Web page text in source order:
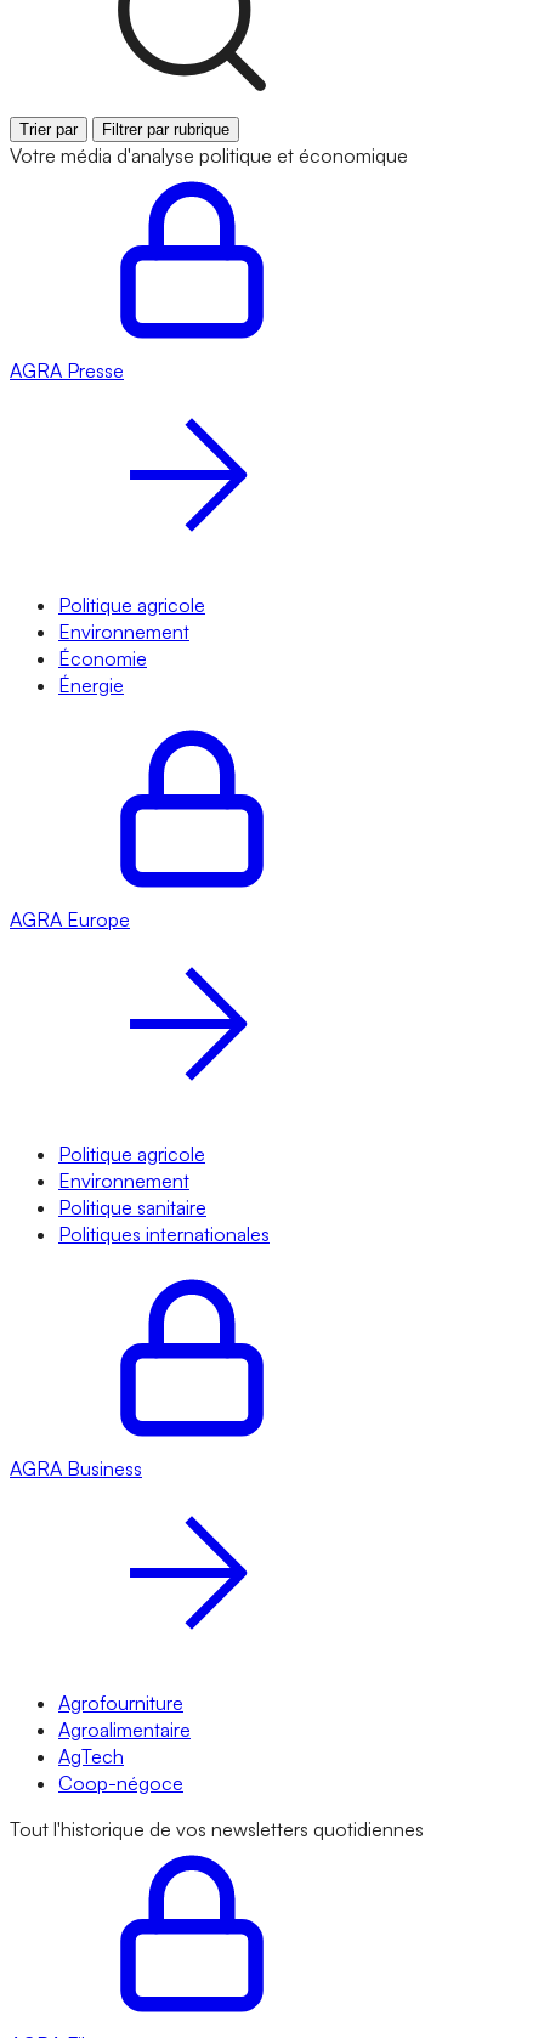
Trier par Filtrer par rubrique
Votre média d'analyse politique et économique
AGRA Presse
Politique agricole
Environnement
Économie
Énergie
AGRA Europe
Politique agricole
Environnement
Politique sanitaire
Politiques internationales
AGRA Business
Agrofourniture
Agroalimentaire
AgTech
Coop-négoce
Tout l'historique de vos newsletters quotidiennes